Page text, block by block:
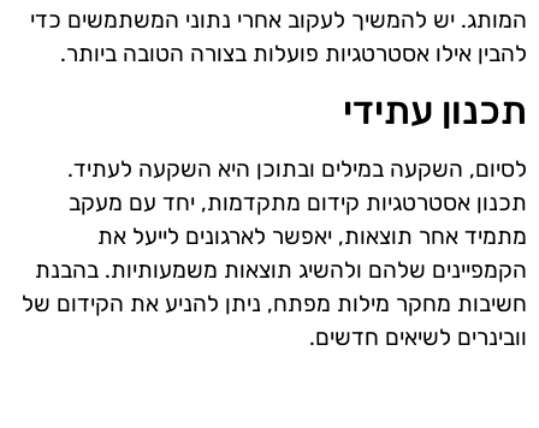
המותג. יש להמשיך לעקוב אחרי נתוני המשתמשים כדי
להבין אילו אסטרטגיות פועלות בצורה הטובה ביותר.
תכנון עתידי
לסיום, השקעה במילים ובתוכן היא השקעה לעתיד.
תכנון אסטרטגיות קידום מתקדמות, יחד עם מעקב
מתמיד אחר תוצאות, יאפשר לארגונים לייעל את
הקמפיינים שלהם ולהשיג תוצאות משמעותיות. בהבנת
חשיבות מחקר מילות מפתח, ניתן להניע את הקידום של
וובינרים לשיאים חדשים.